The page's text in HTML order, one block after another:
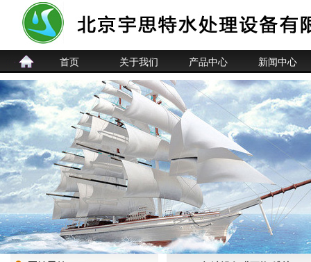
首页 关于我们 产品中心 新闻中心